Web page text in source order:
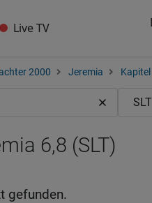
Live TV
2000 Jeremia Kapitel
6,8 (SLT)
gefunden.